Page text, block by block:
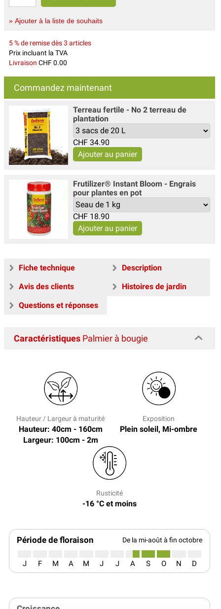
» Ajouter à la liste de souhaits
5 % de remise dès 3 articles
Prix incluant la TVA
Livraison CHF 0.00
Commandez maintenant
Terreau fertile - No 2 terreau de
plantation
CHF 34.90
Frutilizer® Instant Bloom - Engrais
pour plantes en pot
CHF 18.90
Fiche technique
Description
Avis des clients
Histoires de jardin
Questions et réponses
Caractéristiques Palmier à bougie
Hauteur / Largeur à maturité
Hauteur: 40cm - 160cm
Largeur: 100cm - 2m
Exposition
Plein soleil, Mi-ombre
Rusticité
-16 °C et moins
Période de floraison De la mi-août à fin octobre
J F M A M J J A S O N D